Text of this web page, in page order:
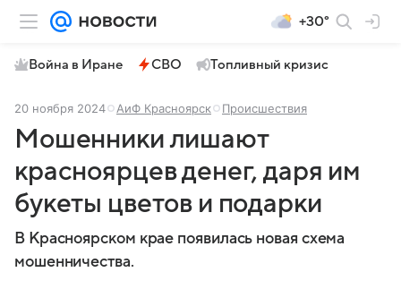
+30°
Война в Иране СВО Топливный кризис
20 ноября 2024 АиФ Красноярск Происшествия
Мошенники лишают
красноярцев денег, даря им
букеты цветов и подарки
В Красноярском крае появилась новая схема
мошенничества.